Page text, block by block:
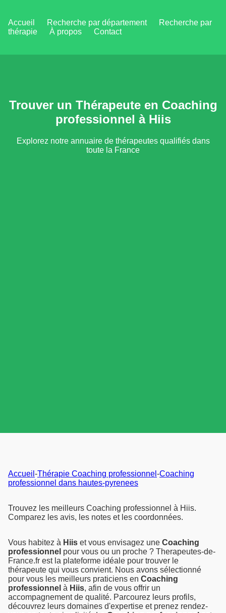
Accueil Recherche par département
Recherche par
thérapie
À propos Contact
Trouver un Thérapeute en Coaching
professionnel à Hiis
Explorez notre annuaire de thérapeutes qualifiés dans
toute la France
Accueil -Thérapie Coaching professionnel -Coaching
professionnel dans hautes-pyrenees
Trouvez les meilleurs Coaching professionnel à Hiis.
Comparez les avis, les notes et les coordonnées.
Vous habitez à Hiis et vous envisagez une Coaching
professionnel pour vous ou un proche ? Therapeutes-de-
France.fr est la plateforme idéale pour trouver le
thérapeute qui vous convient. Nous avons sélectionné
pour vous les meilleurs praticiens en Coaching
professionnel à Hiis, afin de vous offrir un
accompagnement de qualité. Parcourez leurs profils,
découvrez leurs domaines d'expertise et prenez rendez-